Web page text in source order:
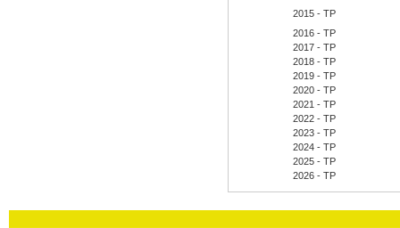
2015 - TP
2016 - TP
2017 - TP
2018 - TP
2019 - TP
2020 - TP
2021 - TP
2022 - TP
2023 - TP
2024 - TP
2025 - TP
2026 - TP